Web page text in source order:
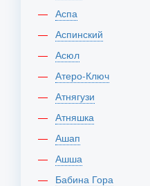
Аспа
Аспинский
Асюл
Атеро-Ключ
Атнягузи
Атняшка
Ашап
Ашша
Бабина Гора